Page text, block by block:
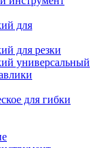
для
для резки
универсальный
для гибки